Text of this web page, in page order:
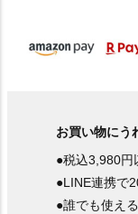
お買い物にう
●税込3,980
●LINE連携で
●誰でも使え